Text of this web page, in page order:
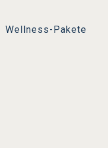
Wellness-Pakete